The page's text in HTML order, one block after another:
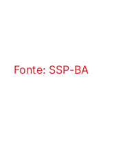
Fonte: SSP-BA